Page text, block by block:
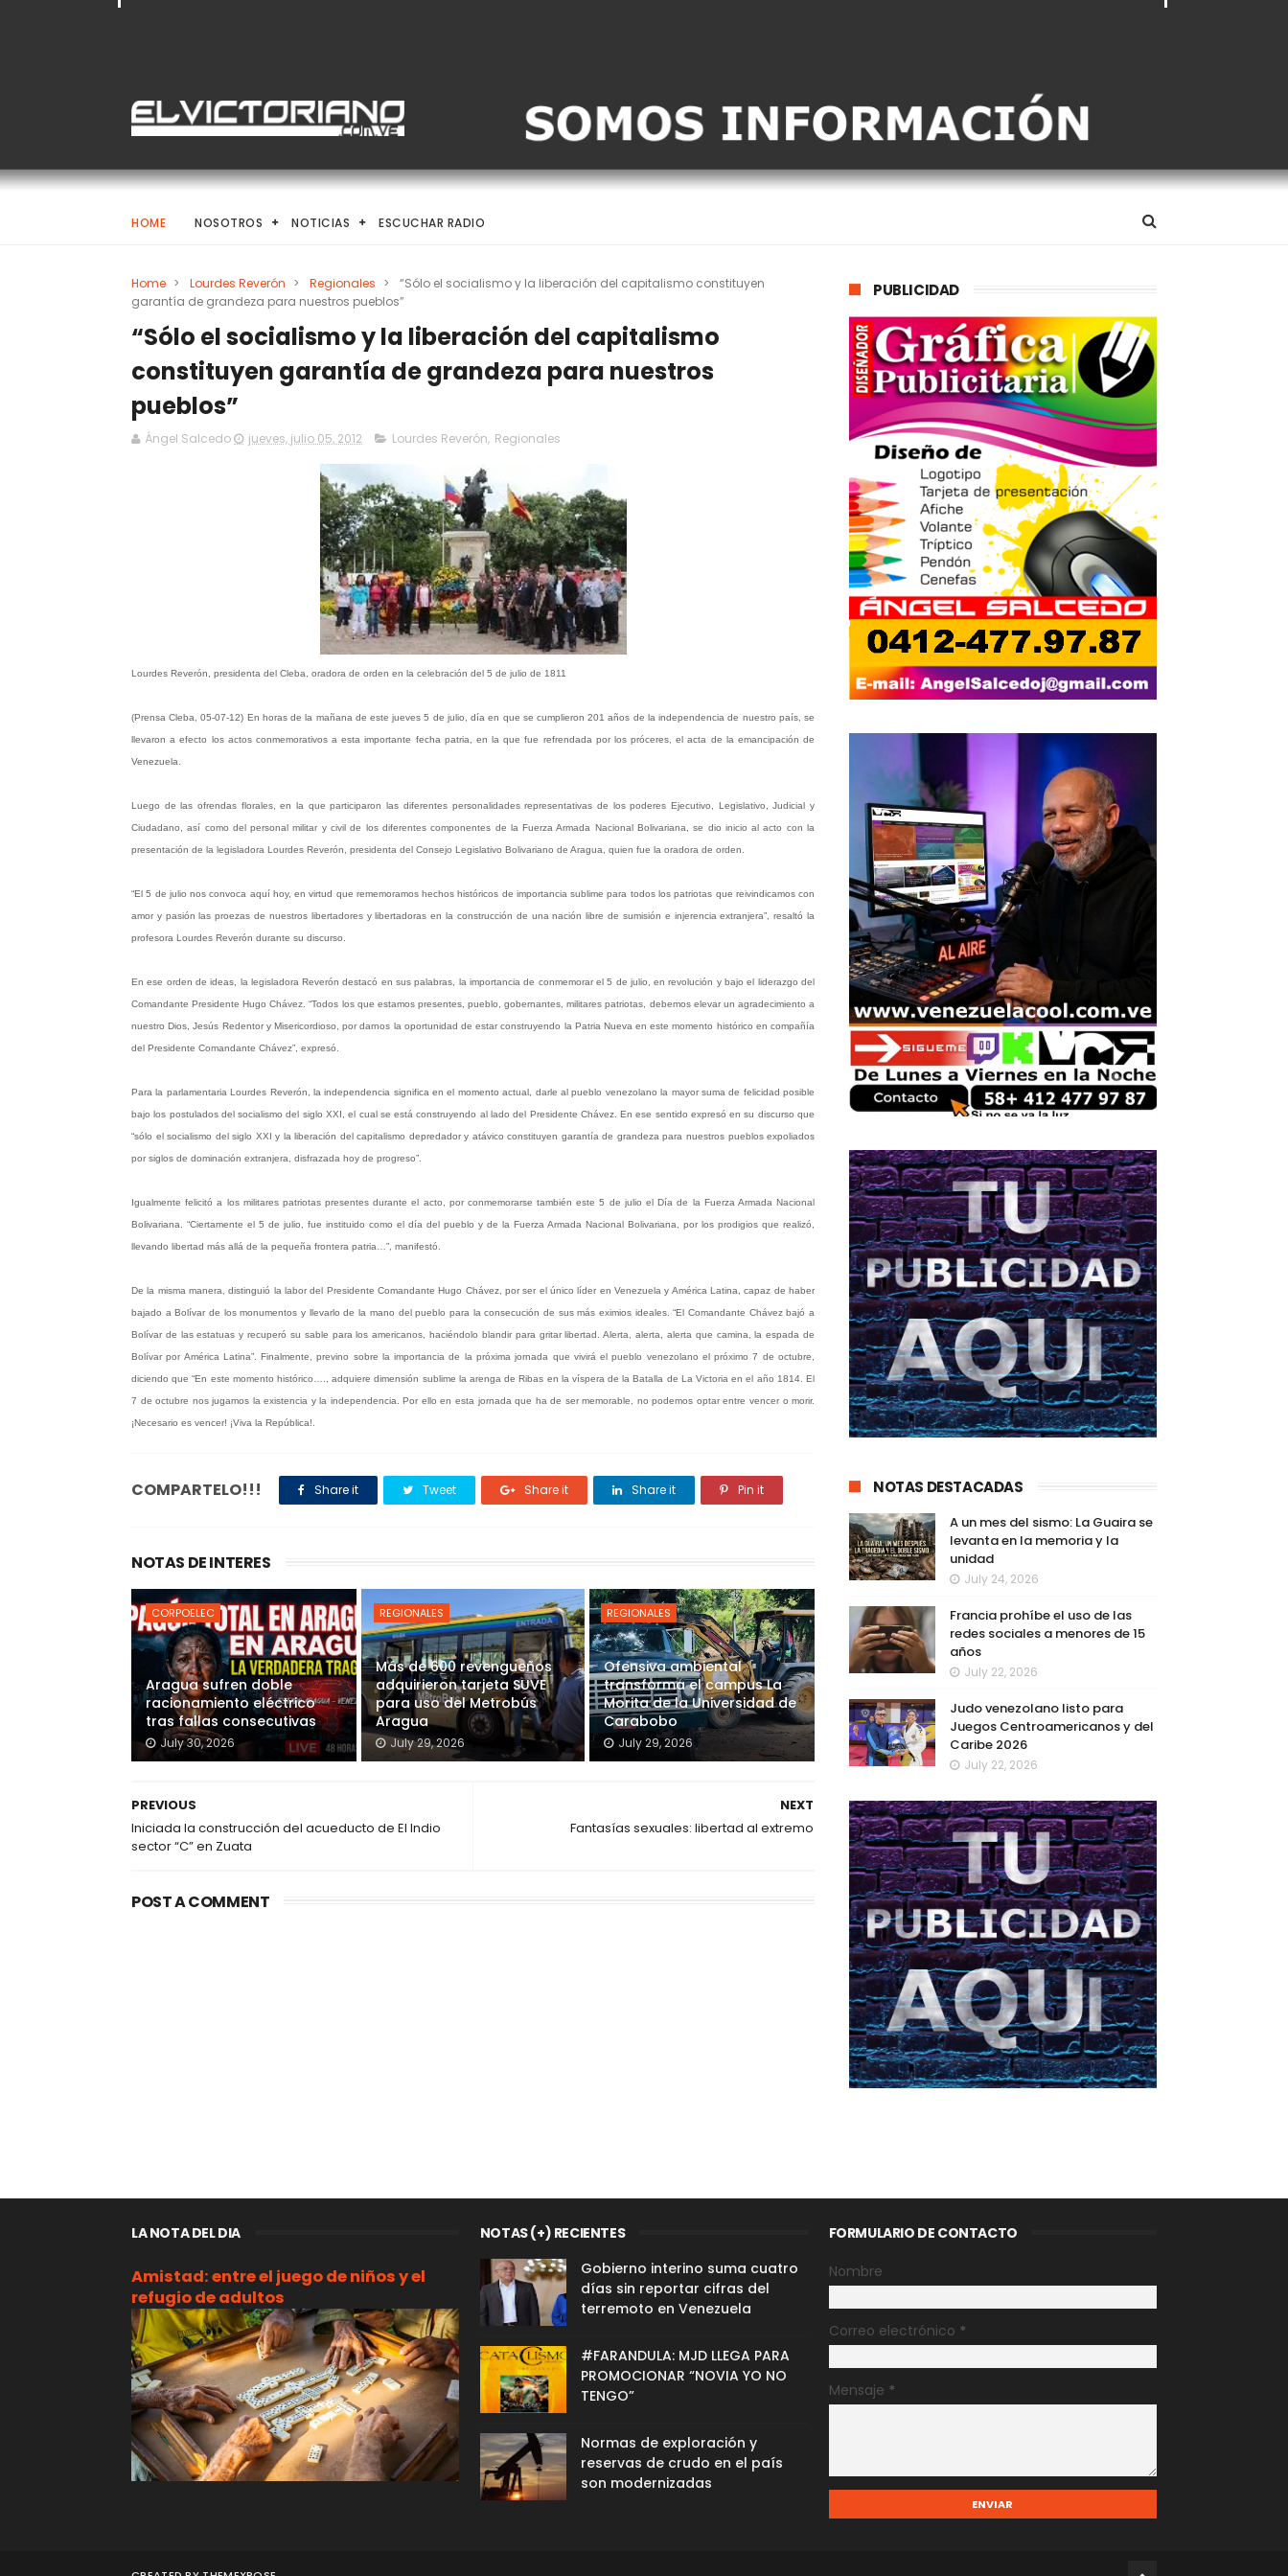
HOME NOSOTROS NOTICIAS ESCUCHAR RADIO
Home > Lourdes Reverón > Regionales >
“Sólo el socialismo y la liberación del capitalismo constituyen
garantía de grandeza para nuestros pueblos”
“Sólo el socialismo y la liberación del capitalismo
constituyen garantía de grandeza para nuestros
pueblos”
Ángel Salcedo jueves, julio 05, 2012 Lourdes Reverón, Regionales
Lourdes Reverón, presidenta del Cleba, oradora de orden en la celebración del 5 de julio de 1811
(Prensa Cleba, 05-07-12) En horas de la mañana de este jueves 5 de julio, día en que se cumplieron 201 años de la independencia de nuestro país, se
llevaron a efecto los actos conmemorativos a esta importante fecha patria, en la que fue refrendada por los próceres, el acta de la emancipación de
Venezuela.
Luego de las ofrendas florales, en la que participaron las diferentes personalidades representativas de los poderes Ejecutivo, Legislativo, Judicial y
Ciudadano, así como del personal militar y civil de los diferentes componentes de la Fuerza Armada Nacional Bolivariana, se dio inicio al acto con la
presentación de la legisladora Lourdes Reverón, presidenta del Consejo Legislativo Bolivariano de Aragua, quien fue la oradora de orden.
“El 5 de julio nos convoca aquí hoy, en virtud que rememoramos hechos históricos de importancia sublime para todos los patriotas que reivindicamos con
amor y pasión las proezas de nuestros libertadores y libertadoras en la construcción de una nación libre de sumisión e injerencia extranjera”, resaltó la
profesora Lourdes Reverón durante su discurso.
En ese orden de ideas, la legisladora Reverón destacó en sus palabras, la importancia de conmemorar el 5 de julio, en revolución y bajo el liderazgo del
Comandante Presidente Hugo Chávez. “Todos los que estamos presentes, pueblo, gobernantes, militares patriotas, debemos elevar un agradecimiento a
nuestro Dios, Jesús Redentor y Misericordioso, por darnos la oportunidad de estar construyendo la Patria Nueva en este momento histórico en compañía
del Presidente Comandante Chávez”, expresó.
Para la parlamentaria Lourdes Reverón, la independencia significa en el momento actual, darle al pueblo venezolano la mayor suma de felicidad posible
bajo los postulados del socialismo del siglo XXI, el cual se está construyendo al lado del Presidente Chávez. En ese sentido expresó en su discurso que
“sólo el socialismo del siglo XXI y la liberación del capitalismo depredador y atávico constituyen garantía de grandeza para nuestros pueblos expoliados
por siglos de dominación extranjera, disfrazada hoy de progreso”.
Igualmente felicitó a los militares patriotas presentes durante el acto, por conmemorarse también este 5 de julio el Día de la Fuerza Armada Nacional
Bolivariana. “Ciertamente el 5 de julio, fue instituido como el día del pueblo y de la Fuerza Armada Nacional Bolivariana, por los prodigios que realizó,
llevando libertad más allá de la pequeña frontera patria…”, manifestó.
De la misma manera, distinguió la labor del Presidente Comandante Hugo Chávez, por ser el único líder en Venezuela y América Latina, capaz de haber
bajado a Bolívar de los monumentos y llevarlo de la mano del pueblo para la consecución de sus más eximios ideales. “El Comandante Chávez bajó a
Bolívar de las estatuas y recuperó su sable para los americanos, haciéndolo blandir para gritar libertad. Alerta, alerta, alerta que camina, la espada de
Bolívar por América Latina”. Finalmente, previno sobre la importancia de la próxima jornada que vivirá el pueblo venezolano el próximo 7 de octubre,
diciendo que “En este momento histórico…., adquiere dimensión sublime la arenga de Ribas en la víspera de la Batalla de La Victoria en el año 1814. El
7 de octubre nos jugamos la existencia y la independencia. Por ello en esta jornada que ha de ser memorable, no podemos optar entre vencer o morir.
¡Necesario es vencer! ¡Viva la República!.
COMPARTELO!!! Share it Tweet Share it Share it Pin it
NOTAS DE INTERES
CORPOELEC
Aragua sufren doble
racionamiento eléctrico
tras fallas consecutivas
July 30, 2026
REGIONALES
Más de 600 revengueños
adquirieron tarjeta SUVE
para uso del Metrobús
Aragua
July 29, 2026
REGIONALES
Ofensiva ambiental
transforma el campus La
Morita de la Universidad de
Carabobo
July 29, 2026
NEXT
Fantasías sexuales: libertad al extremo
PREVIOUS
Iniciada la construcción del acueducto de El Indio
sector “C” en Zuata
POST A COMMENT
PUBLICIDAD
NOTAS DESTACADAS
A un mes del sismo: La Guaira se
levanta en la memoria y la
unidad
July 24, 2026
Francia prohíbe el uso de las
redes sociales a menores de 15
años
July 22, 2026
Judo venezolano listo para
Juegos Centroamericanos y del
Caribe 2026
July 22, 2026
LA NOTA DEL DIA
Amistad: entre el juego de niños y el
refugio de adultos
NOTAS (+) RECIENTES
Gobierno interino suma cuatro
días sin reportar cifras del
terremoto en Venezuela
#FARANDULA: MJD LLEGA PARA
PROMOCIONAR “NOVIA YO NO
TENGO”
Normas de exploración y
reservas de crudo en el país
son modernizadas
FORMULARIO DE CONTACTO
Nombre
Correo electrónico *
Mensaje *